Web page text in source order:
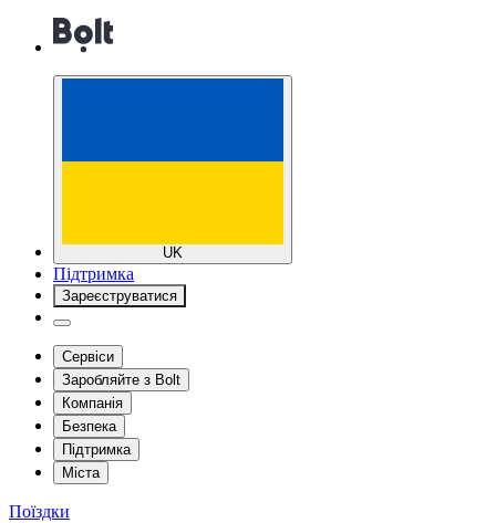
UK
Підтримка
Зареєструватися
Сервіси
Заробляйте з Bolt
Компанія
Безпека
Підтримка
Міста
Поїздки